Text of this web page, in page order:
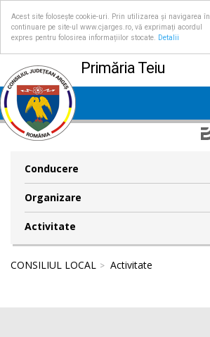
Acest site folosește cookie-uri. Prin utilizarea și navigarea în
continuare pe site-ul www.cjarges.ro, vă exprimați acordul
expres pentru folosirea informațiilor stocate.
Detalii
Primăria Teiu
Conducere
Organizare
Activitate
CONSILIUL LOCAL Activitate